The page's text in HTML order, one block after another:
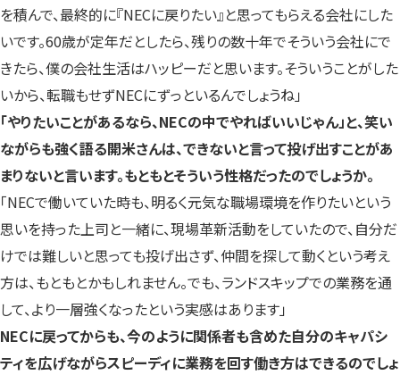
を積んで、最終的に『NECに戻りたい』と思ってもらえる会社にした
いです。60歳が定年だとしたら、残りの数十年でそういう会社にで
きたら、僕の会社生活はハッピーだと思います。そういうことがした
いから、転職もせずNECにずっといるんでしょうね」
「やりたいことがあるなら、NECの中でやればいいじゃん」と、笑い
ながらも強く語る開米さんは、できないと言って投げ出すことがあ
まりないと言います。もともとそういう性格だったのでしょうか。
「NECで働いていた時も、明るく元気な職場環境を作りたいという
思いを持った上司と一緒に、現場革新活動をしていたので、自分だ
けでは難しいと思っても投げ出さず、仲間を探して動くという考え
方は、もともとかもしれません。でも、ランドスキップでの業務を通
して、より一層強くなったという実感はあります」
NECに戻ってからも、今のように関係者も含めた自分のキャパシ
ティを広げながらスピーディに業務を回す働き方はできるのでしょ